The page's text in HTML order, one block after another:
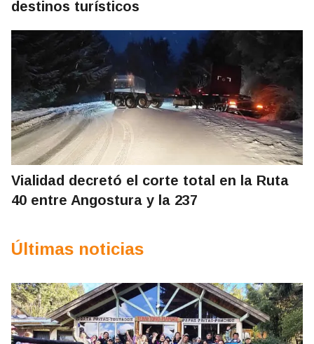
destinos turísticos
Vialidad decretó el corte total en la Ruta
40 entre Angostura y la 237
Últimas noticias